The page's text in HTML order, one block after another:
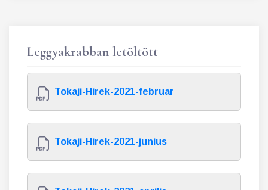
Leggyakrabban letöltött
Tokaji-Hirek-2021-februar
Tokaji-Hirek-2021-junius